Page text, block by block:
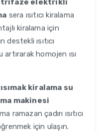
trifaze elektrikli
sera ısıtıcı kiralama
kiralama için
ısıtıcı
homojen ısı
ısımak kiralama su
makinesi
ramazan çadırı ısıtıcı
için ulaşın.